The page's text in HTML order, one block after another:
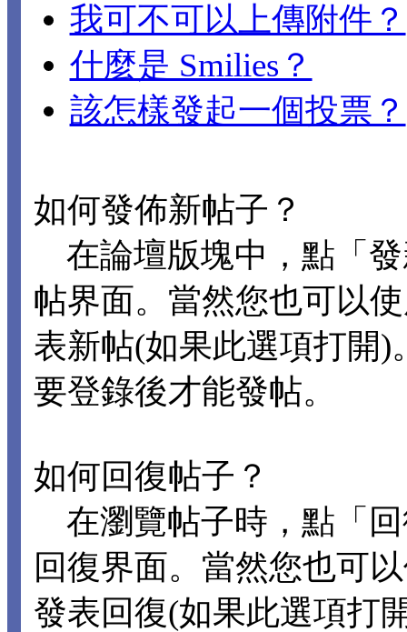
我可不可以上傳附件？
什麼是 Smilies？
該怎樣發起一個投票？
如何發佈新帖子？
在論壇版塊中，點「
帖界面。當然您也可以
表新帖(如果此選項打開
要登錄後才能發帖。
如何回復帖子？
在瀏覽帖子時，點「
回復界面。當然您也可
發表回復(如果此選項打